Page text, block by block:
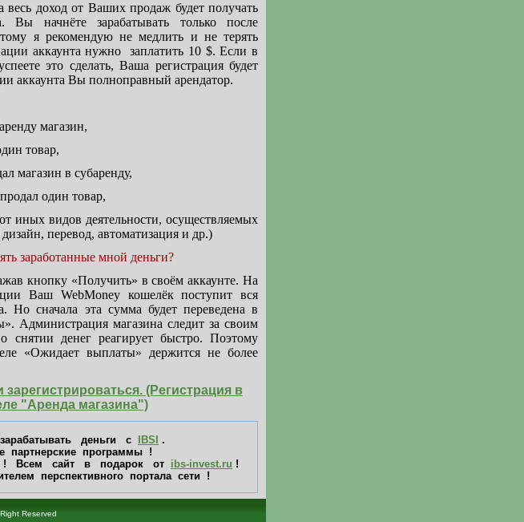
доход от Ваших продаж будет получать
Вы начнёте зарабатывать только после
я рекомендую не медлить и не терять
аккаунта нужно заплатить 10 $. Если в
это сделать, Ваша регистрация будет
аккаунта Вы полноправный арендатор.
магазин,
товар,
магазин в субаренду,
один товар,
иных видов деятельности, осуществляемых
перевод, автоматизация и др.)
заработанные мной деньги?
кнопку «Получить» в своём аккаунте. На
Ваш WebMoney кошелёк поступит вся
Но сначала эта сумма будет переведена в
Администрация магазина следит за своим
денег реагирует быстро. Поэтому
«Ожидает выплаты» держится не более
зарегистрироваться. (Регистрация в
"Аренда магазина")
деньги с IBSI .
партнерские программы !
! Всем сайт в подарок от ibs-invest.ru !
перспективного портала сети !
Reserved